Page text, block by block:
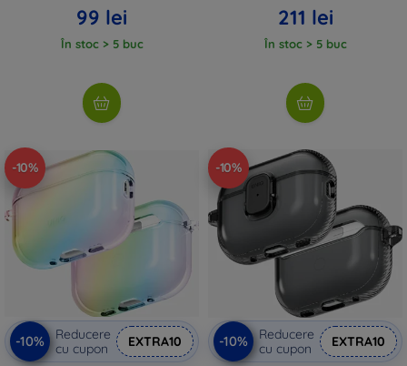
99 lei
În stoc > 5 buc
211 lei
În stoc > 5 buc
-10%
-10%
Reducere
cu cupon
EXTRA10
-10%
-10%
Reducere
cu cupon
EXTRA10